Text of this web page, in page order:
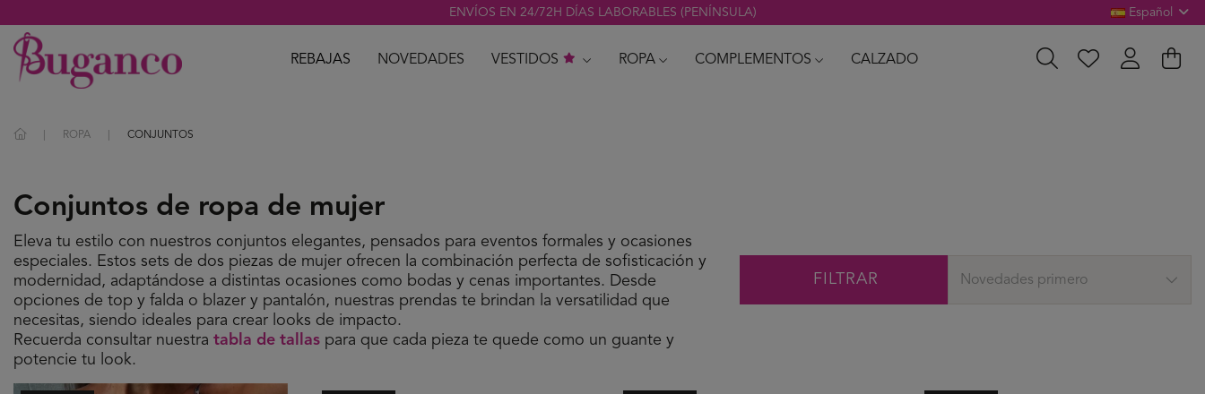
ENVÍOS EN 24/72H DÍAS LABORABLES (PENÍNSULA) Español
REBAJAS NOVEDADES VESTIDOS ROPA COMPLEMENTOS CALZADO
ROPA CONJUNTOS
Conjuntos de ropa de mujer
Eleva tu estilo con nuestros conjuntos elegantes, pensados para eventos formales y ocasiones
especiales. Estos sets de dos piezas de mujer ofrecen la combinación perfecta de sofisticación y
modernidad, adaptándose a distintas ocasiones como bodas y cenas importantes. Desde
opciones de top y falda o blazer y pantalón, nuestras prendas te brindan la versatilidad que
necesitas, siendo ideales para crear looks de impacto.
Recuerda consultar nuestra tabla de tallas para que cada pieza te quede como un guante y
potencie tu look.
FILTRAR Novedades primero